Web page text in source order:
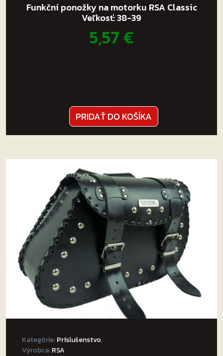
Funkční ponožky na motorku RSA Classic
Veľkosť: 38-39
5,57€
PRIDAŤ DO KOŠÍKA
Kategórie:Príslušenstvo,
Výrobca:RSA